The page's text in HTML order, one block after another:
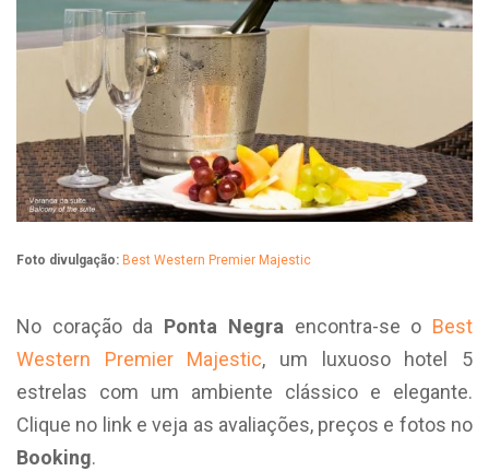
Foto divulgação: Best Western Premier Majestic
No coração da Ponta Negraencontra-se o Best
Western Premier Majestic, um luxuoso hotel 5
estrelas com um ambiente clássico e elegante.
Clique no link e veja as avaliações, preços e fotos no
Booking.